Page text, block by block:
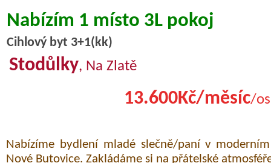
Nabízím 1 místo 3L pokoj
Cihlový byt 3+1(kk)
Stodůlky, Na Zlatě
13.600Kč/měsíc/
Nabízíme bydlení mladé slečně/paní v
Nové Butovice. Zakládáme si na přátelské